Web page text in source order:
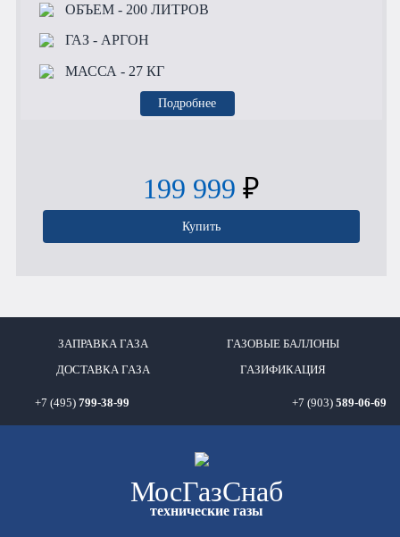
ОБЪЕМ- 200 ЛИТРОВ
ГАЗ- АРГОН
МАССА - 27 КГ
Подробнее
199 999 ₽
Купить
ЗАПРАВКА ГАЗА ГАЗОВЫЕ БАЛЛОНЫ
ДОСТАВКА ГАЗА ГАЗИФИКАЦИЯ
+7 (495) 799-38-99 +7 (903) 589-06-69
МосГазСнаб
технические газы